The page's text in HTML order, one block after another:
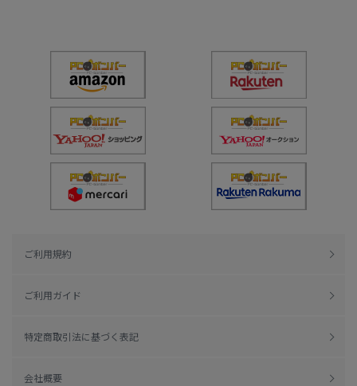
ご利用規約
ご利用ガイド
特定商取引法に基づく表記
会社概要